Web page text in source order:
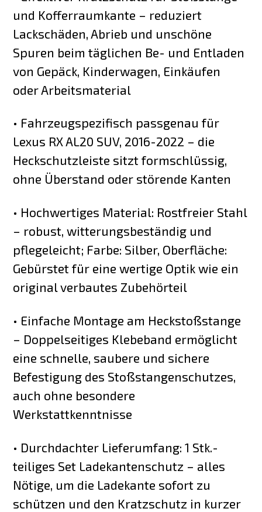
und Kofferraumkante – reduziert
Lackschäden, Abrieb und unschöne
Spuren beim täglichen Be- und Entladen
von Gepäck, Kinderwagen, Einkäufen
oder Arbeitsmaterial
• Fahrzeugspezifisch passgenau für
Lexus RX AL20 SUV, 2016-2022 – die
Heckschutzleiste sitzt formschlüssig,
ohne Überstand oder störende Kanten
• Hochwertiges Material: Rostfreier Stahl
– robust, witterungsbeständig und
pflegeleicht; Farbe: Silber, Oberfläche:
Gebürstet für eine wertige Optik wie ein
original verbautes Zubehörteil
• Einfache Montage am Heckstoßstange
– Doppelseitiges Klebeband ermöglicht
eine schnelle, saubere und sichere
Befestigung des Stoßstangenschutzes,
auch ohne besondere
Werkstattkenntnisse
• Durchdachter Lieferumfang: 1 Stk.-
teiliges Set Ladekantenschutz – alles
Nötige, um die Ladekante sofort zu
schützen und den Kratzschutz in kurzer